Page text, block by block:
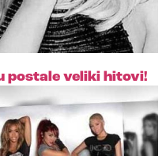
postale veliki hitovi!